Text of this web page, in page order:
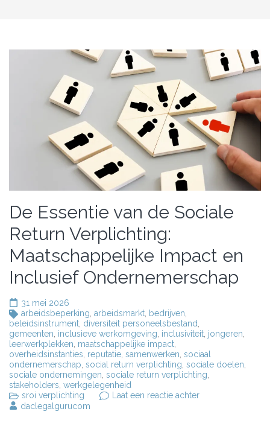
De Essentie van de Sociale
Return Verplichting:
Maatschappelijke Impact en
Inclusief Ondernemerschap
31 mei 2026
arbeidsbeperking arbeidsmarkt bedrijven
beleidsinstrument diversiteit personeelsbestand
gemeenten inclusieve werkomgeving inclusiviteit jongeren
leerwerkplekken maatschappelijke impact
overheidsinstanties reputatie samenwerken sociaal
ondernemerschap social return verplichting sociale doelen
sociale ondernemingen sociale return verplichting
stakeholders werkgelegenheid
sroi verplichting
Laat een reactie achterop
daclegalgurucom